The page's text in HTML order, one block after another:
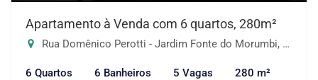
Apartamento à Venda com 6 quartos, 280m²
Rua Domênico Perotti - Jardim Fonte do Morumbi, São Paulo-SP
6 Quartos 6 Banheiros 5 Vagas 280 m²